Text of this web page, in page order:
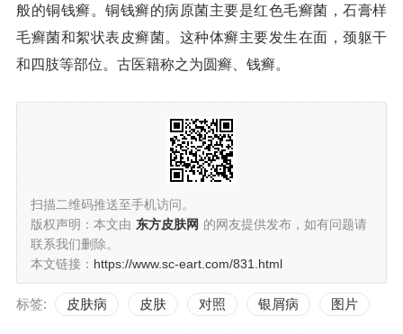
般的铜钱癣。铜钱癣的病原菌主要是红色毛癣菌，石膏样
毛癣菌和絮状表皮癣菌。这种体癣主要发生在面，颈躯干
和四肢等部位。古医籍称之为圆癣、钱癣。
扫描二维码推送至手机访问。
版权声明：本文由 东方皮肤网 的网友提供发布，如有问题请
联系我们删除。
本文链接： https://www.sc-eart.com/831.html
标签: 皮肤病 皮肤 对照 银屑病 图片